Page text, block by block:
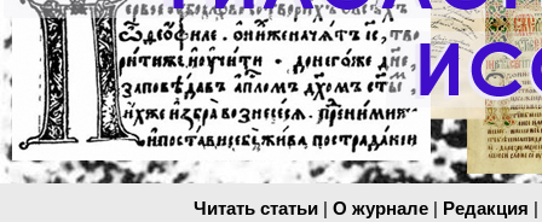
Читать статьи | О журнале | Редакция |